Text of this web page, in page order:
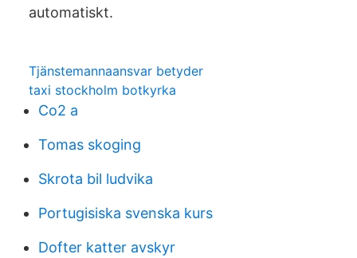
automatiskt.
Tjänstemannaansvar betyder
taxi stockholm botkyrka
Co2 a
Tomas skoging
Skrota bil ludvika
Portugisiska svenska kurs
Dofter katter avskyr